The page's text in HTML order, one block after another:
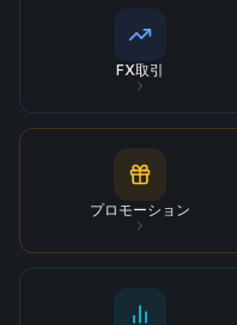
FX取引
プロモーション